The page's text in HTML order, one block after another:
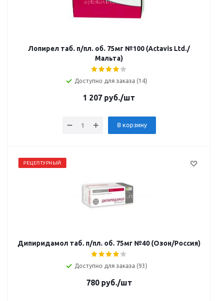
Лопирел таб. п/пл. об. 75мг №100 (Actavis Ltd./
Мальта)
Доступно для заказа (14)
1 207 руб./шт
В корзину
РЕЦЕПТУРНЫЙ
Дипиридамол таб. п/пл. об. 75мг №40 (Озон/Россия)
Доступно для заказа (93)
780руб./шт